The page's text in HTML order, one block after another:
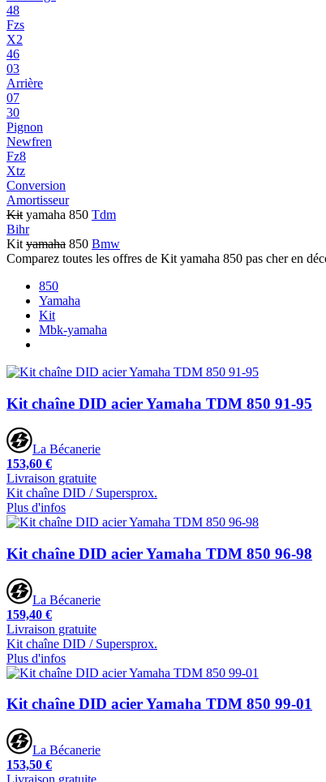
48
Fzs
X2
46
03
Arrière
07
30
Pignon
Newfren
Fz8
Xtz
Conversion
Amortisseur
Kit yamaha 850 Tdm
Bihr
Kit yamaha 850 Bmw
Comparez toutes les offres de Kit yamaha 850 pas cher en
850
Yamaha
Kit
Mbk-yamaha
Kit chaîne DID acier Yamaha TDM 850 91-95
La Bécanerie
153,60 €
Livraison gratuite
Kit chaîne DID / Supersprox.
Plus d'infos
Kit chaîne DID acier Yamaha TDM 850 96-98
La Bécanerie
159,40 €
Livraison gratuite
Kit chaîne DID / Supersprox.
Plus d'infos
Kit chaîne DID acier Yamaha TDM 850 99-01
La Bécanerie
153,50 €
Livraison gratuite